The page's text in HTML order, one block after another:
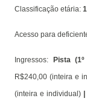
Classificação etária:
Acesso para
Ingressos: Pista
R$240,00 (inteira e
(inteira e individual)|